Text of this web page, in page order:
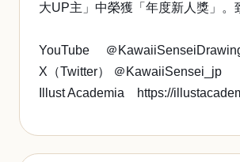
大UP主」中榮獲「年度新人獎」。
YouTube ＠
X（Twitter） ＠KawaiiSensei_jp
Illust Academia https://